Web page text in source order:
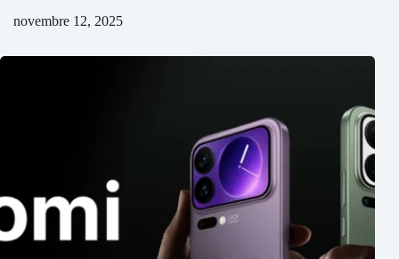
novembre 12, 2025